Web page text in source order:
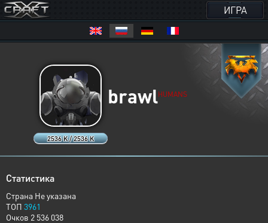
ИГРА
2536 K / 2536 K
brawlHUMANS
Статистика
Страна Не указана
ТОП 3961
Очков 2 536 038